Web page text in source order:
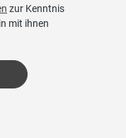
zur Kenntnis
mit ihnen